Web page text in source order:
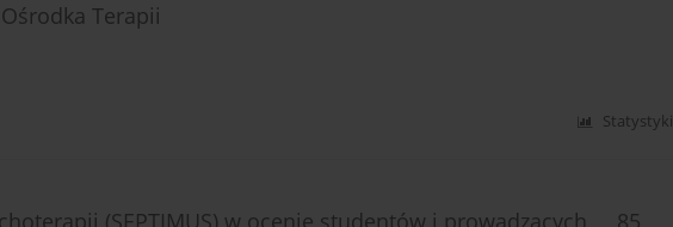
Terapii
Statystyki